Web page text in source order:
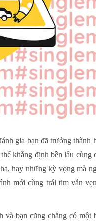
gia bạn đã trưởng thành
khẳng định bền lâu cùng
hay những kỳ vọng mà
mới cùng trái tim vẫn
và bạn cũng chẳng có một